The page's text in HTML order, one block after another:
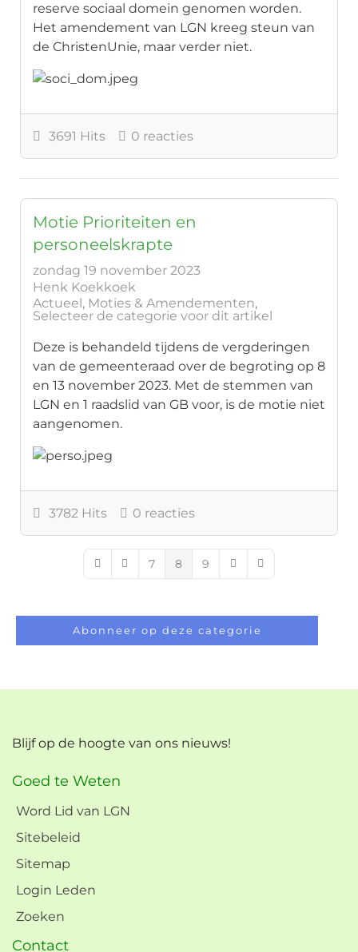
reserve sociaal domein genomen worden.
Het amendement van LGN kreeg steun van
de ChristenUnie, maar verder niet.
3691 Hits 0 reacties
Motie Prioriteiten en
personeelskrapte
zondag 19 november 2023
Henk Koekkoek
Actueel
Moties & Amendementen
Selecteer de categorie voor dit artikel
Deze is behandeld tijdens de vergderingen
van de gemeenteraad over de begroting op 8
en 13 november 2023. Met de stemmen van
LGN en 1 raadslid van GB voor, is de motie niet
aangenomen.
3782 Hits 0 reacties
First PagePrevious Page
7 8 9 Next PageLast Page
Abonneer op deze categorie
Blijf op de hoogte van ons nieuws!
Goed te Weten
Word Lid van LGN
Sitebeleid
Sitemap
Login Leden
Zoeken
Contact